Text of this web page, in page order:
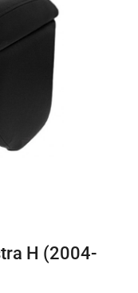
H (2004-